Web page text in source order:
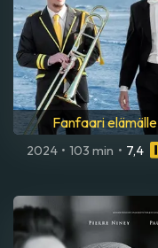
Fanfaari elämälle
2024 • 103 min • 7,4